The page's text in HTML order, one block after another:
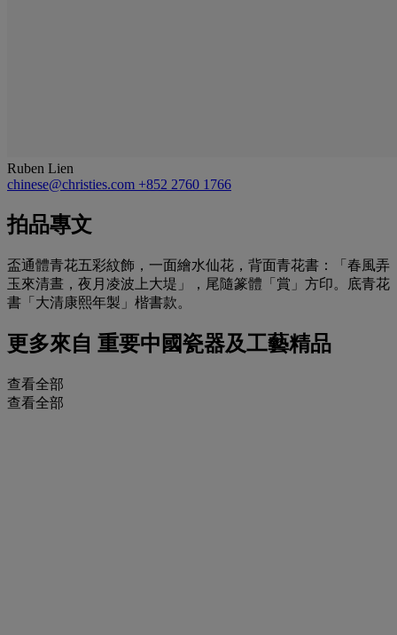
Ruben Lien
chinese@christies.com +852 2760 1766
拍品專文
盃通體青花五彩紋飾，一面繪水仙花，背面青花書：「春風弄
玉來清晝，夜月凌波上大堤」，尾隨篆體「賞」方印。底青花
書「大清康熙年製」楷書款。
更多來自 重要中國瓷器及工藝精品
查看全部
查看全部